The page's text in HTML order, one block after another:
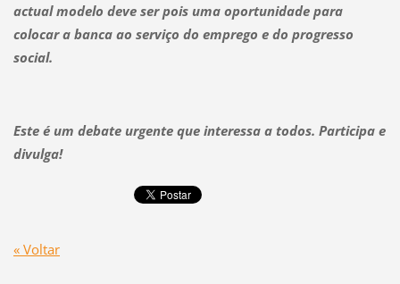
actual modelo deve ser pois uma oportunidade para
colocar a banca ao serviço do emprego e do progresso
social.
Este é um debate urgente que interessa a todos. Participa e
divulga!
« Voltar